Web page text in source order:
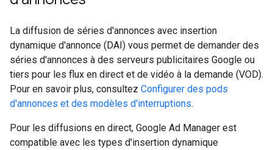
La diffusion de séries d'annonces avec insertion
dynamique d'annonce (DAI) vous permet de demander des
séries d'annonces à des serveurs publicitaires Google ou
tiers pour les flux en direct et de vidéo à la demande (VOD).
Pour en savoir plus, consultez Configurer des pods
d'annonces et des modèles d'interruptions.
Pour les diffusions en direct, Google Ad Manager est
compatible avec les types d'insertion dynamique